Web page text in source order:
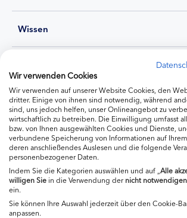
Wissen
Ernährung
Produkte
Wir verwenden Cookies
Wir verwenden auf unserer Website Cookies, den
dritter. Einige von ihnen sind notwendig, während
sind, uns jedoch helfen, unser Onlineangebot zu
wirtschaftlich zu betreiben. Die Einwilligung umfasst
bzw. von Ihnen ausgewählten Cookies und Dienste,
verbundene Speicherung von Informationen auf
deren anschließendes Auslesen und die folgende
personenbezogener Daten.
Indem Sie die Kategorien auswählen und auf „ Alle
willigenSie in die Verwendung dernicht
ein.
Sie können Ihre Auswahl jederzeit über den Cookie-
anpassen.